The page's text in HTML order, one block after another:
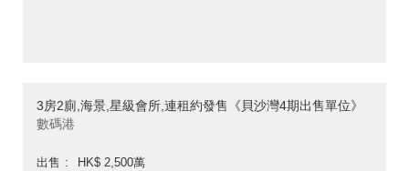
3房2廁,海景,星級會所,連租約發售《貝沙灣4期出售單位》
數碼港
出售
HK$ 2,500萬